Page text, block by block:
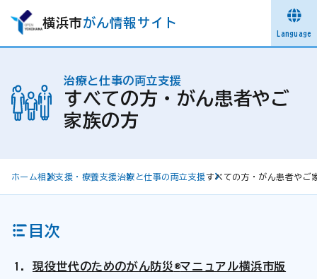
横浜市がん情報サイト
Language
治療と仕事の両立支援
すべての方・がん患者やご
家族の方
ホーム相談支援・療養支援治療と仕事の両立支援すべての方・がん患者やご
目次
現役世代のためのがん防災®マニュアル横浜市版